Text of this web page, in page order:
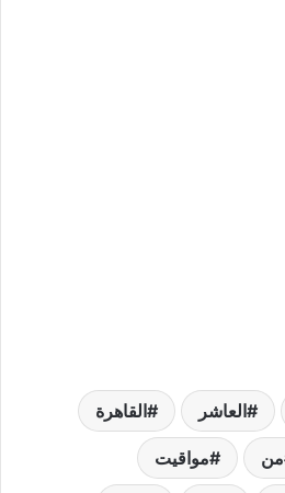
العاشر القاهرة
من مواقيت